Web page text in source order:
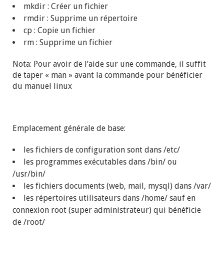
mkdir : Créer un fichier
rmdir : Supprime un répertoire
cp : Copie un fichier
rm : Supprime un fichier
Nota: Pour avoir de l’aide sur une commande, il suffit
de taper « man » avant la commande pour bénéficier
du manuel linux
Emplacement générale de base:
les fichiers de configuration sont dans /etc/
les programmes exécutables dans /bin/ ou
/usr/bin/
les fichiers documents (web, mail, mysql) dans /var/
les répertoires utilisateurs dans /home/ sauf en
connexion root (super administrateur) qui bénéficie
de /root/